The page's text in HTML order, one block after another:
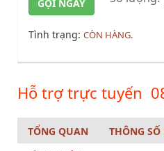
GỌI NGAY
Tình trạng: CÒN HÀNG.
Hỗ trợ trực tuyến
TỔNG QUAN
THÔNG SỐ